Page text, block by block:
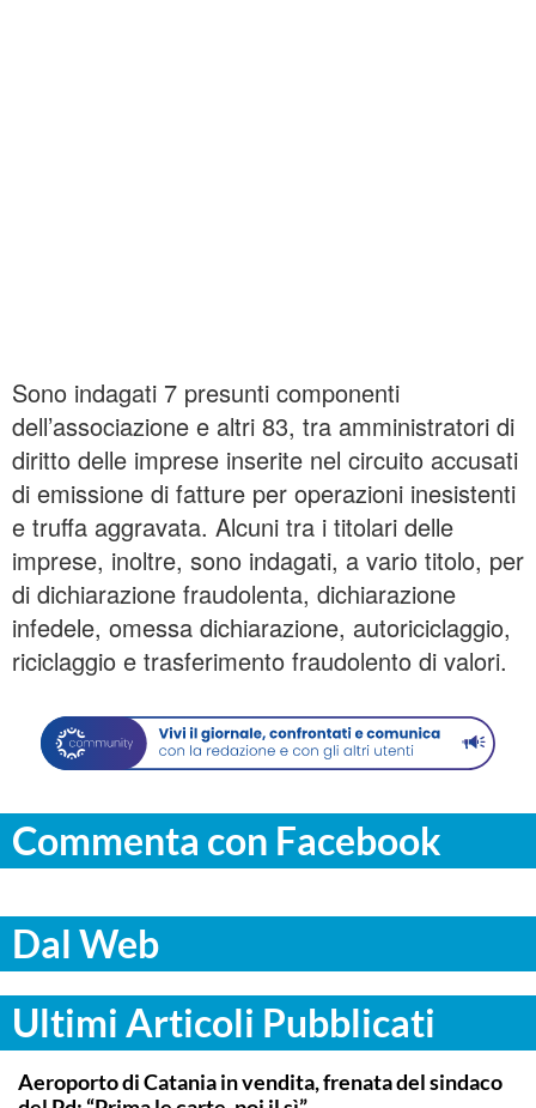
Sono indagati 7 presunti componenti
dell’associazione e altri 83, tra amministratori di
diritto delle imprese inserite nel circuito accusati
di emissione di fatture per operazioni inesistenti
e truffa aggravata. Alcuni tra i titolari delle
imprese, inoltre, sono indagati, a vario titolo, per
di dichiarazione fraudolenta, dichiarazione
infedele, omessa dichiarazione, autoriciclaggio,
riciclaggio e trasferimento fraudolento di valori.
Commenta con Facebook
Dal Web
Ultimi Articoli Pubblicati
CATANIA
Aeroporto di Catania in vendita, frenata del sindaco